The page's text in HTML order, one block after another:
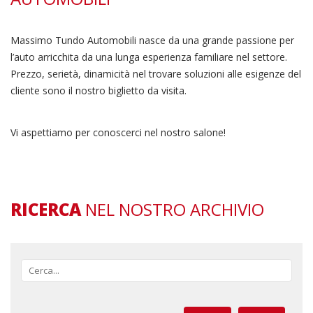
Massimo Tundo Automobili nasce da una grande passione per
l’auto arricchita da una lunga esperienza familiare nel settore.
Prezzo, serietà, dinamicità nel trovare soluzioni alle esigenze del
cliente sono il nostro biglietto da visita.
Vi aspettiamo per conoscerci nel nostro salone!
RICERCANEL NOSTRO ARCHIVIO